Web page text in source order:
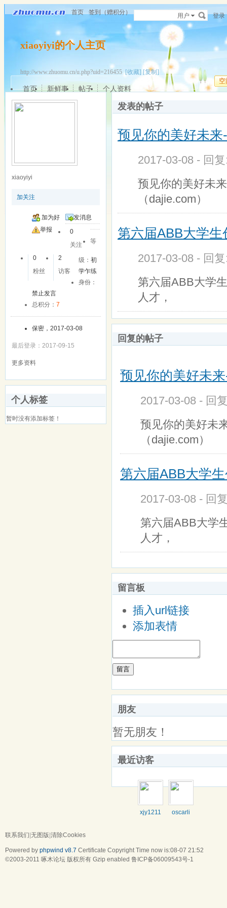
首页 签到（赠积分） 用户 登录
xiaoyiyi的个人主页
http://www.zhuomu.cn/u.php?uid=216455[收藏] [复制]
空
首页 新鲜事 帖子 个人资料
xiaoyiyi
加关注
加为好
友
发消息
举报
0
关注
0
粉丝
2
访客
等
级：初
学乍练
身份：
禁止发言
总积分： 7
保密，2017-03-08
最后登录：2017-09-15
更多资料
个人标签
暂时没有添加标签！
发表的帖子
预见你的美好未
2017-03-08 - 回
预见你的美好未
（dajie.com）
第六届ABB大学
2017-03-08 - 回
第六届ABB大学
人才，
回复的帖子
预见你的美好未
2017-03-08 - 回
预见你的美好未
（dajie.com）
第六届ABB大学
2017-03-08 - 回
第六届ABB大学
人才，
留言板
插入url链接
添加表情
留言
朋友
暂无朋友！
最近访客
xjy1211 oscarli
联系我们 无图版 清除Cookies
Powered by phpwind v8.7 Certificate Copyright Time now is:08-07 21:52
©2003-2011 啄木论坛 版权所有 Gzip enabled 鲁ICP备06009543号-1